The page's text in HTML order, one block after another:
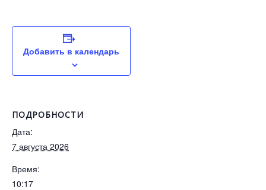
Добавить в календарь
ПОДРОБНОСТИ
Дата:
7 августа 2026
Время:
10:17